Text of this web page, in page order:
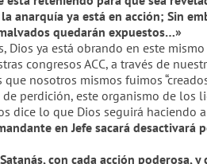
anarquía ya está en acción; Sin
quedarán expuestos…»
Dios ya está obrando en este
congresos ACC, a través de
que nosotros mismos fuimos
perdición, este organismo de los
dice lo que Dios seguirá haciendo
en Jefe sacará desactivará
con cada acción poderosa, y